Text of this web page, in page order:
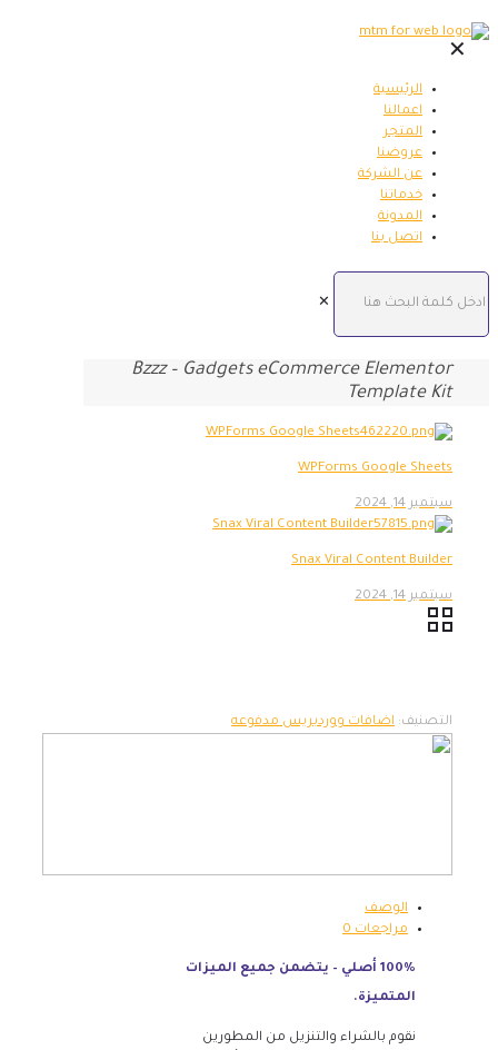
✕
الرئيسية
اعمالنا
المتجر
عروضنا
عن الشركة
خدماتنا
المدونة
اتصل بنا
✕
Bzzz – Gadgets eCommerce Elementor
Template Kit
WPForms Google Sheets
سبتمبر 14, 2024
Snax Viral Content Builder
سبتمبر 14, 2024
التصنيف: اضافات ووردبريس مدفوعه
الوصف
مراجعات0
100% أصلي – يتضمن جميع الميزات
المتميزة.
نقوم بالشراء والتنزيل من المطورين